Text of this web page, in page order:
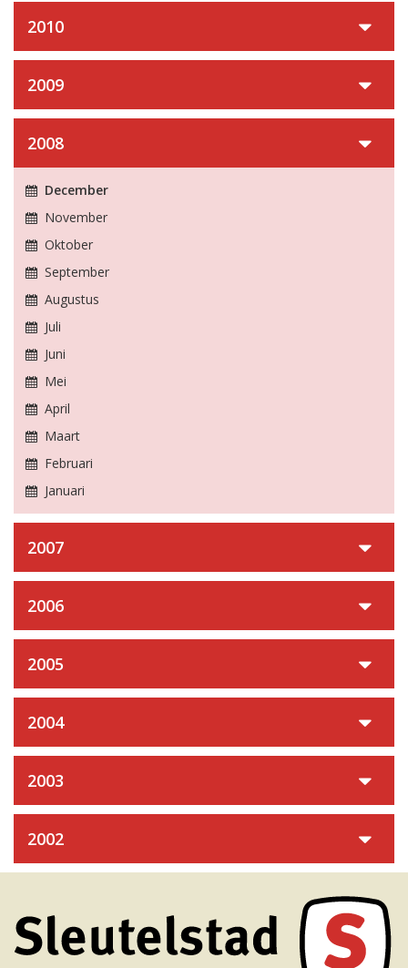
2010
2009
2008
December
November
Oktober
September
Augustus
Juli
Juni
Mei
April
Maart
Februari
Januari
2007
2006
2005
2004
2003
2002